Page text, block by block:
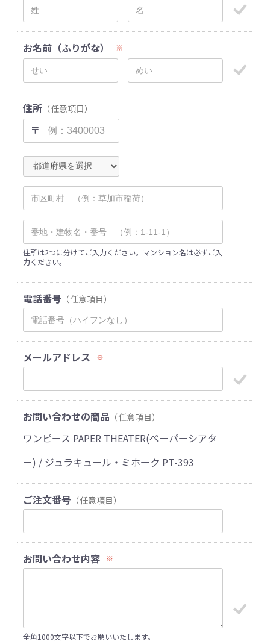
お名前（ふりがな） ※
住所 （任意項目）
〒
住所は2つに分けてご入力ください。マンション名は必ずご入
力ください。
電話番号 （任意項目）
メールアドレス ※
お問い合わせの商品 （任意項目）
ワンピース PAPER THEATER(ペーパーシアタ
ー) / ジュラキュール・ミホーク PT-393
ご注文番号 （任意項目）
お問い合わせ内容 ※
全角1000文字以下でお願いいたします。